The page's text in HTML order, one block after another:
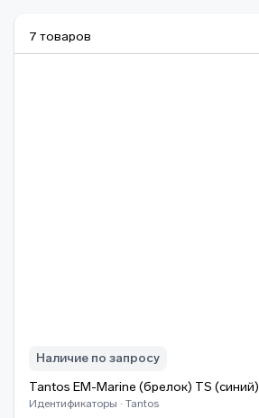
7 товаров
Наличие по запросу
Tantos EM-Marine (брелок) TS (синий)
Идентификаторы · Tantos